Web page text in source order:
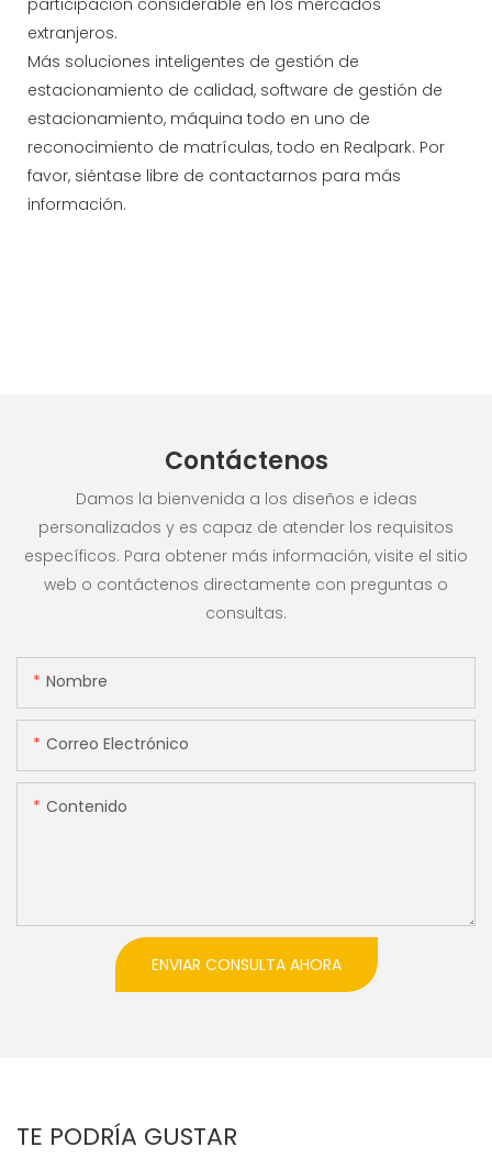
extranjeros.
Más soluciones inteligentes de gestión de
estacionamiento de calidad, software de gestión de
estacionamiento, máquina todo en uno de
reconocimiento de matrículas, todo en Realpark. Por
favor, siéntase libre de contactarnos para más
información.
Contáctenos
Damos la bienvenida a los diseños e ideas
personalizados y es capaz de atender los requisitos
específicos. Para obtener más información, visite el sitio
web o contáctenos directamente con preguntas o
consultas.
Nombre
Correo Electrónico
Contenido
ENVIAR CONSULTA AHORA
TE PODRÍA GUSTAR